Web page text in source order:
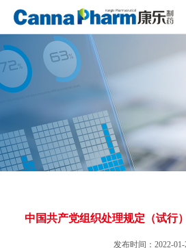
中国共产党组织处理规定（试行
发布时间：2022-01-